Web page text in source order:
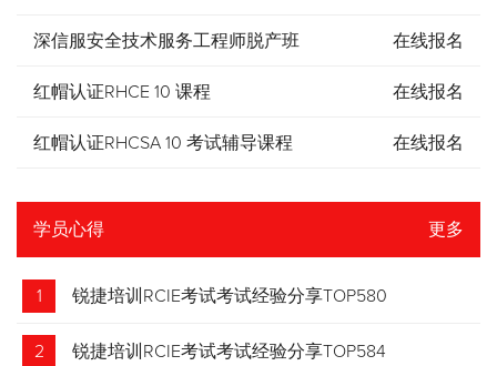
深信服安全技术服务工程师脱产班 在线报名
红帽认证RHCE 10 课程 在线报名
红帽认证RHCSA 10 考试辅导课程 在线报名
学员心得 更多
1 锐捷培训RCIE考试考试经验分享TOP580
2 锐捷培训RCIE考试考试经验分享TOP584